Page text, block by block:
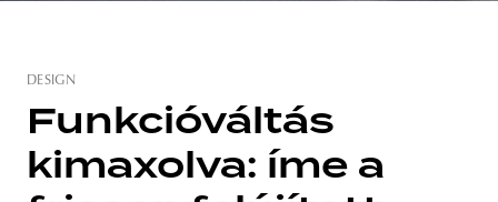
DESIGN
Funkcióváltás
kimaxolva: íme a